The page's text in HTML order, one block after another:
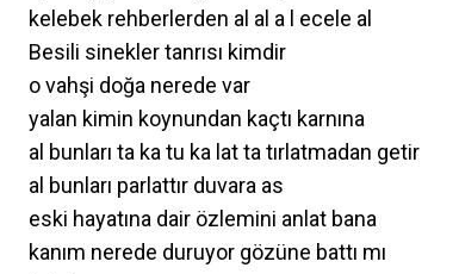
kelebek rehberlerden al al a l ecele al
Besili sinekler tanrısı kimdir
o vahşi doğa nerede var
yalan kimin koynundan kaçtı karnına
al bunları ta ka tu ka lat ta tırlatmadan getir
al bunları parlattır duvara as
eski hayatına dair özlemini anlat bana
kanım nerede duruyor gözüne battı mı